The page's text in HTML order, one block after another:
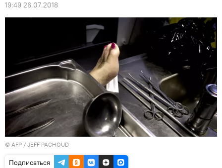
19:49 26.07.2018
© AFP / JEFF PACHOUD
Подписаться